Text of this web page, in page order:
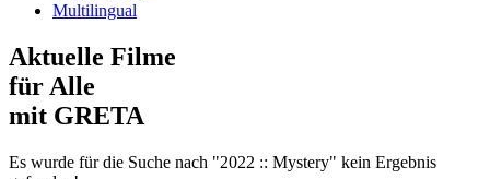
Multilingual
Aktuelle Filme
für Alle
mit GRETA
Es wurde für die Suche nach "2022 :: Mystery" kein Ergebnis